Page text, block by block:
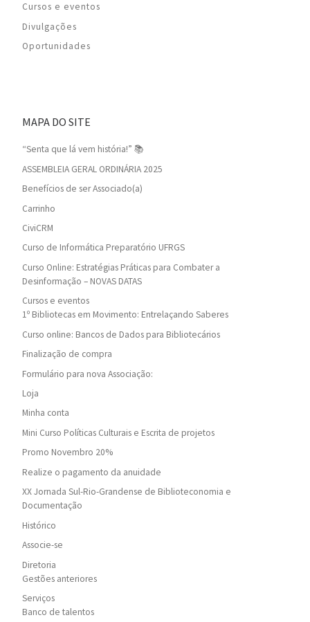
Cursos e eventos
Divulgações
Oportunidades
MAPA DO SITE
“Senta que lá vem história!” 📚
ASSEMBLEIA GERAL ORDINÁRIA 2025
Benefícios de ser Associado(a)
Carrinho
CiviCRM
Curso de Informática Preparatório UFRGS
Curso Online: Estratégias Práticas para Combater a
Desinformação – NOVAS DATAS
Cursos e eventos
1º Bibliotecas em Movimento: Entrelaçando Saberes
Curso online: Bancos de Dados para Bibliotecários
Finalização de compra
Formulário para nova Associação:
Loja
Minha conta
Mini Curso Políticas Culturais e Escrita de projetos
Promo Novembro 20%
Realize o pagamento da anuidade
XX Jornada Sul-Rio-Grandense de Biblioteconomia e
Documentação
Histórico
Associe-se
Diretoria
Gestões anteriores
Serviços
Banco de talentos